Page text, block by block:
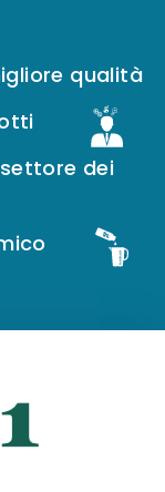
qualità
dei